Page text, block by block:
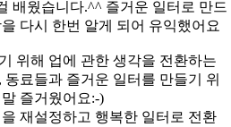
배웠습니다.^^ 즐거운 일터로 만드
다시 한번 알게 되어 유익했어요
위해 업에 관한 생각을 전환하는
료들과 즐거운 일터를 만들기 위
즐거웠어요:-)
재설정하고 행복한 일터로 전환